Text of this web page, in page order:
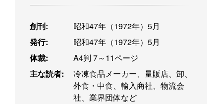
創刊:
昭和47年（1972年）5月
発行:
昭和47年（1972年）5月
体裁:
A4判 7～11ページ
主な読者:
冷凍食品メーカー、量販店、卸、
外食・中食、輸入商社、物流会
社、業界団体など